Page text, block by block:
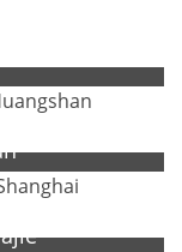
de la ville
Zhangjiajie et
paysage de